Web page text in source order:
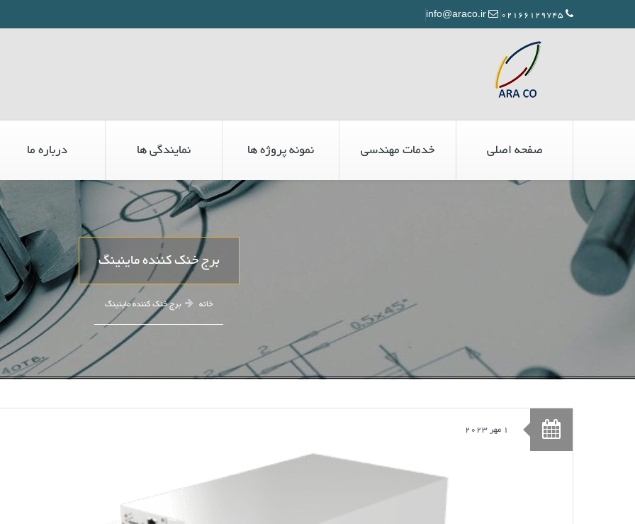
صفحه اصلی خدمات مهندسی نمونه پروژه ها نمایندگی ها درباره ما
برج خنک کننده ماینینگ
خانه برج خنک کننده ماینینگ
1 مهر 2023